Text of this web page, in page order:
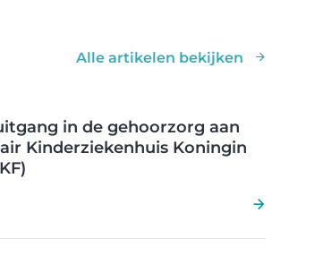
Alle artikelen bekijken
in de gehoorzorg aan
Kinderziekenhuis Koningin